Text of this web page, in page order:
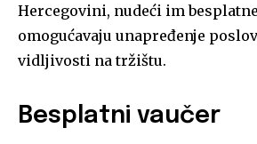
Hercegovini, nudeći im
omogućavaju unapređenje
vidljivosti na tržištu.
Besplatni vaučer